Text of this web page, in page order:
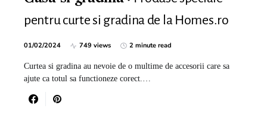
pentru curte si gradina de la Homes.ro
01/02/2024 749 views 2 minute read
Curtea si gradina au nevoie de o multime de accesorii care sa
ajute ca totul sa functioneze corect.…